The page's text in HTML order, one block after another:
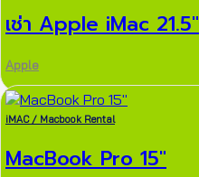
เช่า Apple iMac 21.5″
Apple
iMAC / Macbook Rental
MacBook Pro 15″